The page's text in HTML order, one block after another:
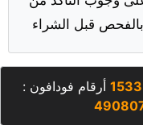
1533 أرقام فودافون :